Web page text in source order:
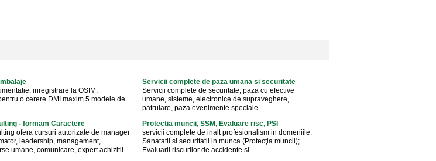
inregistrare la OSIM,
o cerere DMI maxim 5 modele de
Servicii complete de paza umana si securitate
Servicii complete de securitate, paza cu efective
umane, sisteme, electronice de supraveghere,
patrulare, paza evenimente speciale
- formam Caractere
ofera cursuri autorizate de manager
leadership, management,
umane, comunicare, expert achizitii ...
Protectia muncii, SSM, Evaluare risc, PSI
servicii complete de inalt profesionalism in domeniile:
Sanatatii si securitatii in munca (Protecţia muncii);
Evaluarii riscurilor de accidente si ...